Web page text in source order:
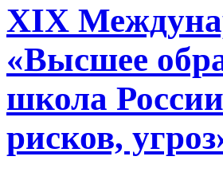
XIX
«Высшее
школа
рисков,